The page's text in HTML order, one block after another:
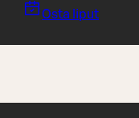
Osta liput